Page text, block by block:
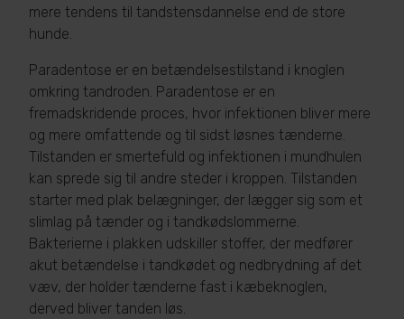
mere tendens til tandstensdannelse end de store
hunde.
Paradentose er en betændelsestilstand i knoglen
omkring tandroden. Paradentose er en
fremadskridende proces, hvor infektionen bliver mere
og mere omfattende og til sidst løsnes tænderne.
Tilstanden er smertefuld og infektionen i mundhulen
kan sprede sig til andre steder i kroppen. Tilstanden
starter med plak belægninger, der lægger sig som et
slimlag på tænder og i tandkødslommerne.
Bakterierne i plakken udskiller stoffer, der medfører
akut betændelse i tandkødet og nedbrydning af det
væv, der holder tænderne fast i kæbeknoglen,
derved bliver tanden løs.